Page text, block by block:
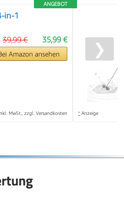
ANGEBOT
in-1
35,99 €
39,99 €
Amazon ansehen
MwSt., zzgl. Versandkosten * Anzeige
❯